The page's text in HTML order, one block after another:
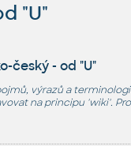
"U"
český - od "U"
výrazů a
na principu 'wiki'.